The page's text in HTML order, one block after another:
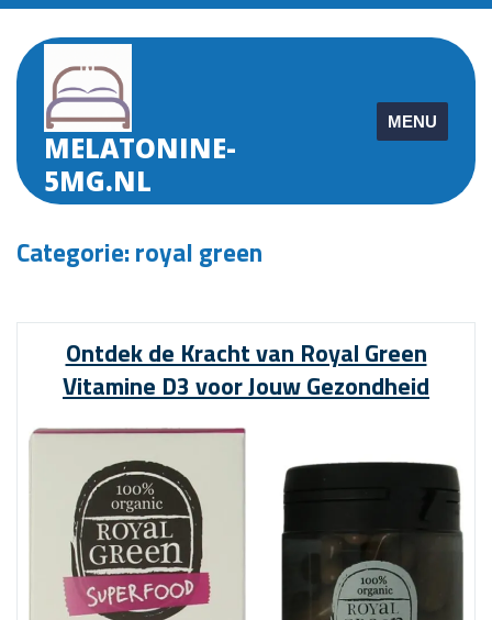
Skip
content
MELATONINE-
5MG.NL
MENU
Categorie:royal green
Ontdek de Kracht van Royal Green
Vitamine D3 voor Jouw Gezondheid